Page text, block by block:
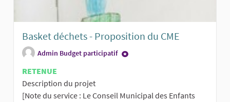
Basket déchets - Proposition du CME
Admin Budget participatif
RETENUE
Description du projet
[Note du service : Le Conseil Municipal des Enfants